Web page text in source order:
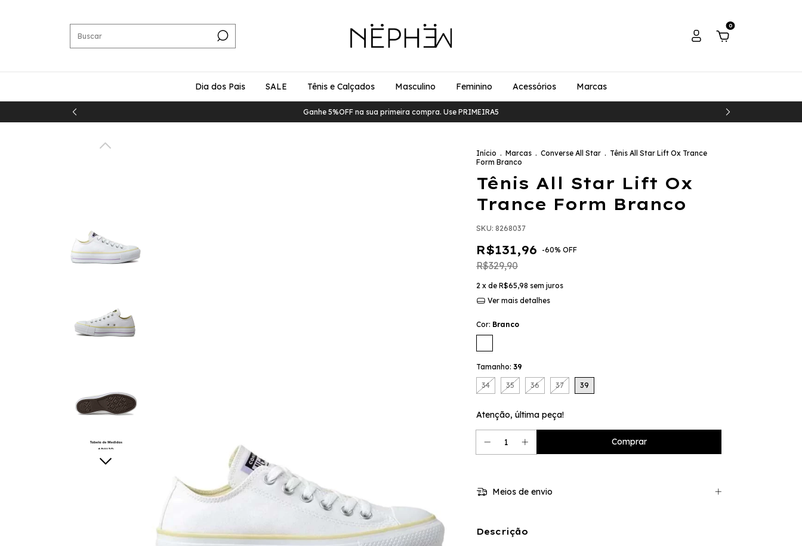
0
Dia dos Pais SALE Tênis e Calçados Masculino Feminino Acessórios Marcas
Ganhe 5%OFF na sua primeira compra. Use PRIMEIRA5
Início . Marcas . Converse All Star . Tênis All Star Lift Ox Trance
Form Branco
Tênis All Star Lift Ox
Trance Form Branco
SKU: 8268037
R$131,96 -60% OFF
R$329,90
2 x de R$65,98 sem juros
Ver mais detalhes
Cor: Branco
Tamanho: 39
34 35 36 37 39
Atenção, última peça!
Meios de envio
Descrição